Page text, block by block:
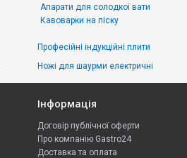
Апарати для солодкої вати
Кавоварки на піску
Професійні індукційні плити
Ножі для шаурми електричні
Інформація
Договір публічної оферти
Про компанію Gastro24
Доставка та оплата